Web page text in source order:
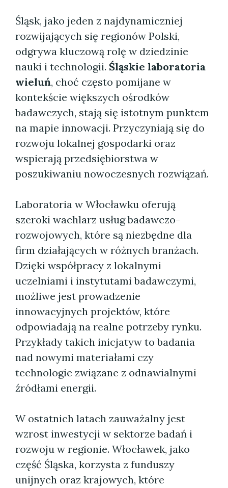
Śląsk, jako jeden z najdynamiczniej
rozwijających się regionów Polski,
odgrywa kluczową rolę w dziedzinie
nauki i technologii. Śląskie laboratoria
wieluń, choć często pomijane w
kontekście większych ośrodków
badawczych, stają się istotnym punktem
na mapie innowacji. Przyczyniają się do
rozwoju lokalnej gospodarki oraz
wspierają przedsiębiorstwa w
poszukiwaniu nowoczesnych rozwiązań.
Laboratoria w Włocławku oferują
szeroki wachlarz usług badawczo-
rozwojowych, które są niezbędne dla
firm działających w różnych branżach.
Dzięki współpracy z lokalnymi
uczelniami i instytutami badawczymi,
możliwe jest prowadzenie
innowacyjnych projektów, które
odpowiadają na realne potrzeby rynku.
Przykłady takich inicjatyw to badania
nad nowymi materiałami czy
technologie związane z odnawialnymi
źródłami energii.
W ostatnich latach zauważalny jest
wzrost inwestycji w sektorze badań i
rozwoju w regionie. Włocławek, jako
część Śląska, korzysta z funduszy
unijnych oraz krajowych, które